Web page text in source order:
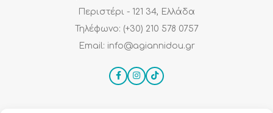
Περιστέρι - 121 34, Ελλάδα
Τηλέφωνο: (+30) 210 578 0757
Email: info@agiannidou.gr